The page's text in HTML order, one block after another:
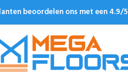
beoordelen ons met een 4.9/5